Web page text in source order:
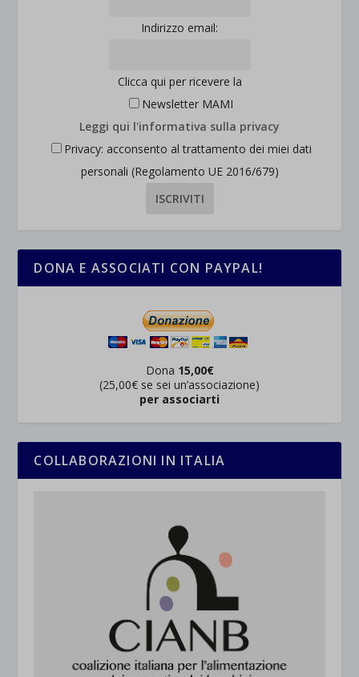
Indirizzo email:
Clicca qui per ricevere la
Newsletter MAMI
Leggi qui l'informativa sulla privacy
Privacy: acconsento al trattamento dei miei dati
personali (Regolamento UE 2016/679)
DONA E ASSOCIATI CON PAYPAL!
Dona 15,00€
(25,00€ se sei un’associazione)
per associarti
COLLABORAZIONI IN ITALIA